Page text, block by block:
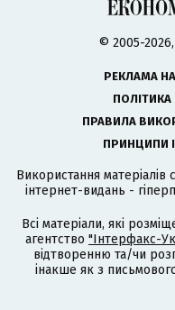
© 2005-
РЕКЛАМА
ПОЛІТИКА
ПРАВИЛА
ПРИНЦИПИ
Використання
інтернет-видань -
Всі матеріали, які
агентство "Інтерфакс-
відтворенню та/чи
інакше як з